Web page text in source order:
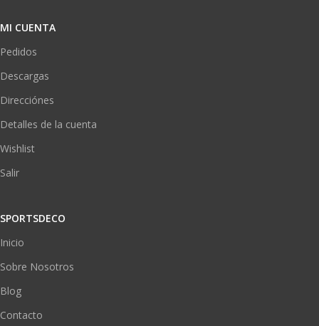
MI CUENTA
Pedidos
Descargas
Direcciónes
Detalles de la cuenta
Wishlist
Salir
SPORTSDECO
Inicio
Sobre Nosotros
Blog
Contacto